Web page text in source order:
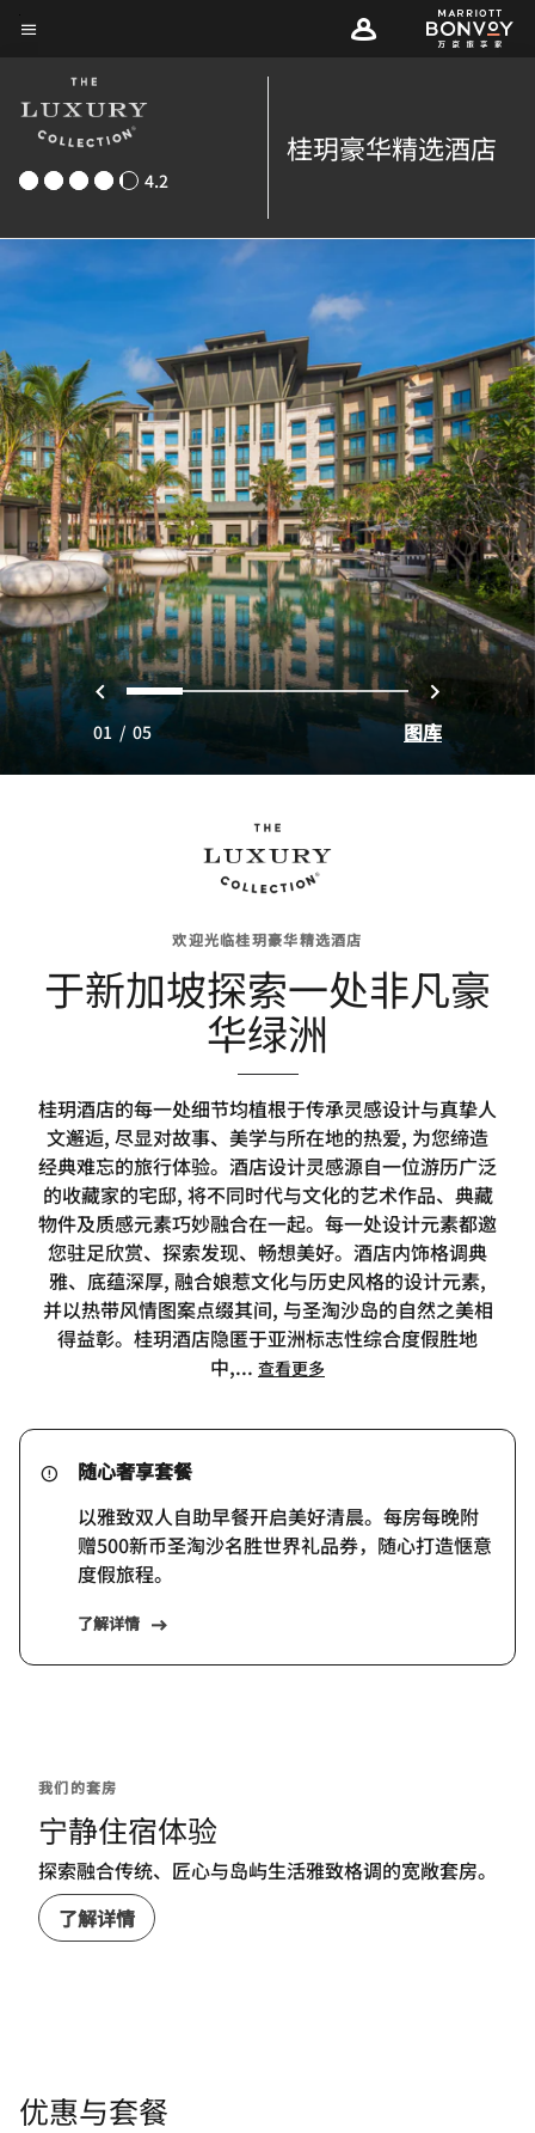
Skip
content
4.2
桂玥豪华精选酒店
上一页
0 1 2 3 4 下一页
01 / 05 图库
欢迎光临桂玥豪华精选酒店
于新加坡探索一处非凡豪
华绿洲
桂玥酒店的每一处细节均植根于传承灵感设计与真挚人
文邂逅, 尽显对故事、美学与所在地的热爱, 为您缔造
经典难忘的旅行体验。​​酒店设计灵感源自一位游历广泛
的收藏家的宅邸, 将不同时代与文化的艺术作品、典藏
物件及质感元素巧妙融合在一起。每一处设计元素都邀
您驻足欣赏、探索发现、畅想美好。酒店内饰格调典
雅、底蕴深厚, 融合娘惹文化与历史风格的设计元素,
并以热带风情图案点缀其间, 与圣淘沙岛的自然之美相
得益彰。​​桂玥酒店隐匿于亚洲标志性综合度假胜地
中,... 查看更多
随心奢享套餐
以雅致双人自助早餐开启美好清晨。每房每晚附
赠500新币圣淘沙名胜世界礼品券，随心打造惬意
度假旅程。
了解详情
我们的套房
宁静住宿体验
探索融合传统、匠心与岛屿生活雅致格调的宽敞套房。
了解详情
优惠与套餐